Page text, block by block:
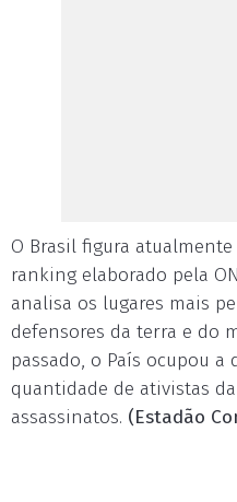
O Brasil figura
ranking elaborado pela
analisa os lugares mais
defensores da terra e do
passado, o País ocupou
quantidade de ativistas
assassinatos. (Estadão